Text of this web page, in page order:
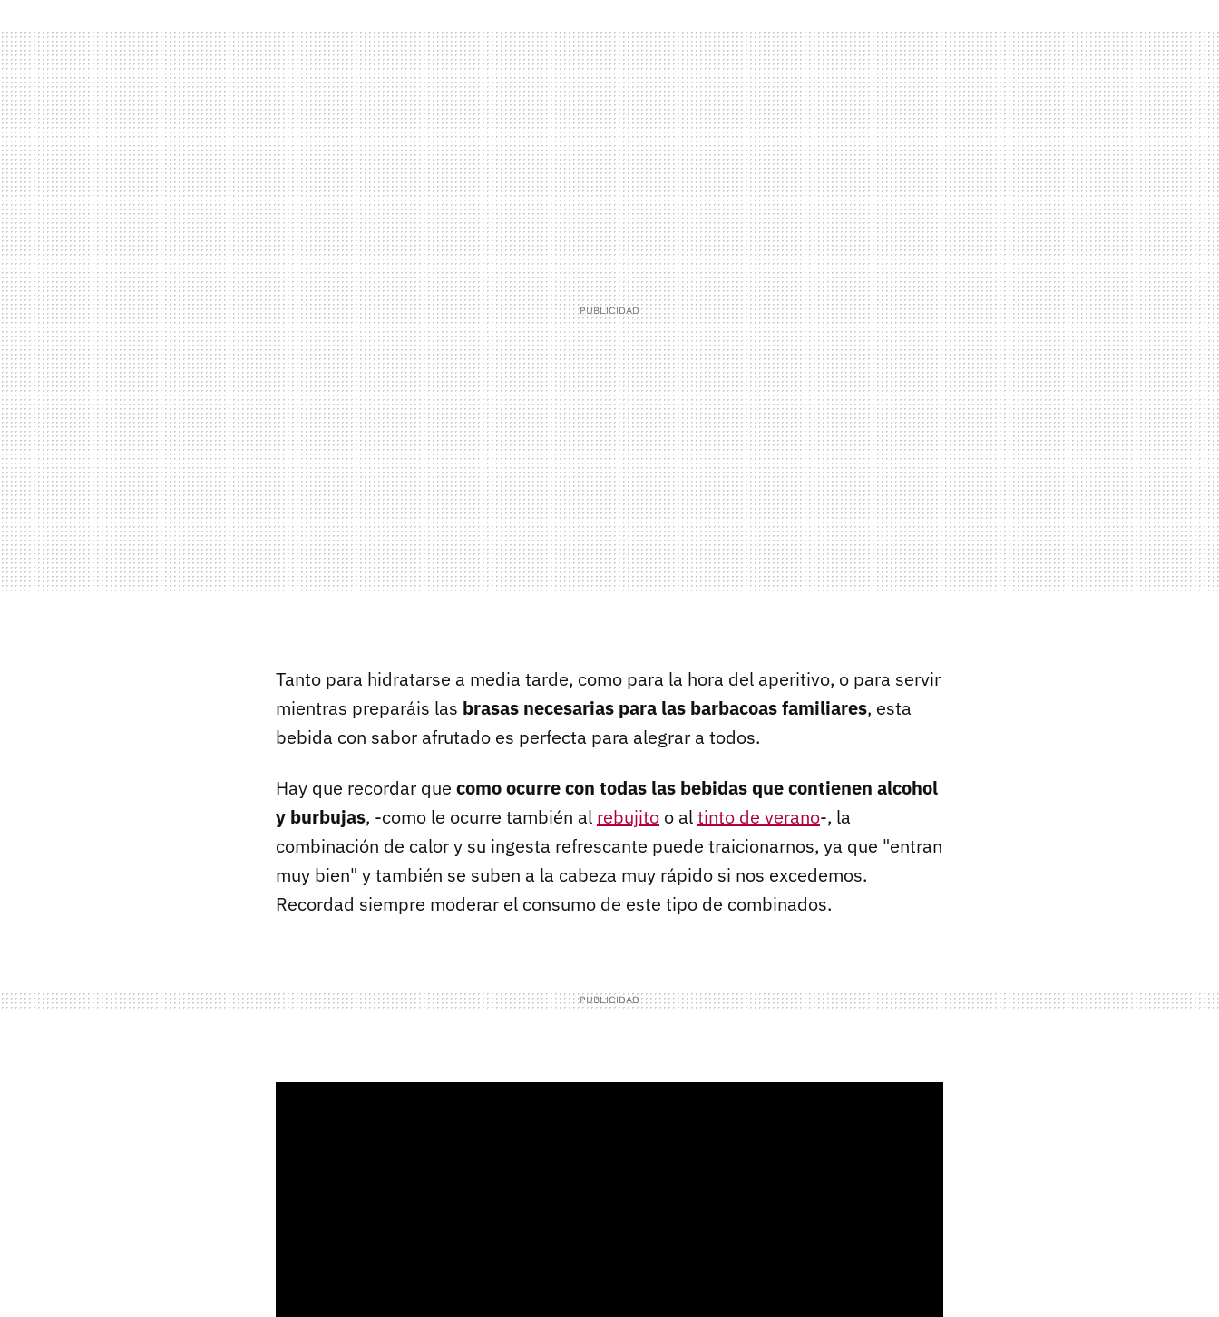
Tanto para hidratarse a media tarde, como para la hora del aperitivo, o para servir
mientras preparáis las brasas necesarias para las barbacoas familiares, esta
bebida con sabor afrutado es perfecta para alegrar a todos.
Hay que recordar que como ocurre con todas las bebidas que contienen alcohol
y burbujas, -como le ocurre también al rebujito o altinto de verano-, la
combinación de calor y su ingesta refrescante puede traicionarnos, ya que "entran
muy bien" y también se suben a la cabeza muy rápido si nos excedemos.
Recordad siempre moderar el consumo de este tipo de combinados.